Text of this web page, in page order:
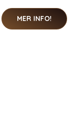
MER INFO!